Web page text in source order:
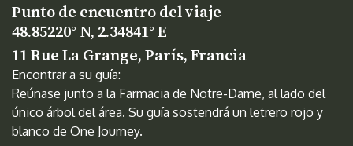
Punto de encuentro del viaje
48.85220° N, 2.34841° E
11 Rue La Grange, París, Francia
Encontrar a su guía:
Reúnase junto a la Farmacia de Notre-Dame, al lado del
único árbol del área. Su guía sostendrá un letrero rojo y
blanco de One Journey.